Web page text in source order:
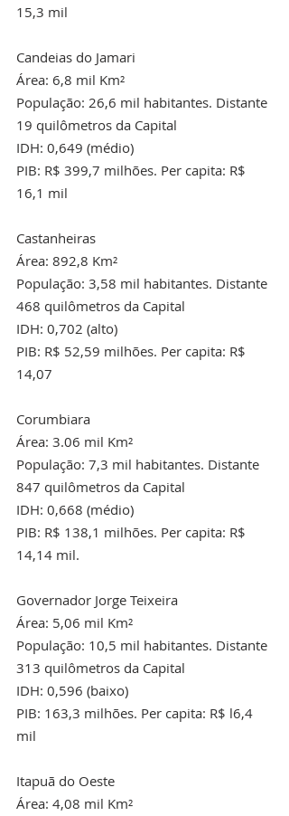
15,3 mil
Candeias do Jamari
Área: 6,8 mil Km²
População: 26,6 mil habitantes. Distante
19 quilômetros da Capital
IDH: 0,649 (médio)
PIB: R$ 399,7 milhões. Per capita: R$
16,1 mil
Castanheiras
Área: 892,8 Km²
População: 3,58 mil habitantes. Distante
468 quilômetros da Capital
IDH: 0,702 (alto)
PIB: R$ 52,59 milhões. Per capita: R$
14,07
Corumbiara
Área: 3.06 mil Km²
População: 7,3 mil habitantes. Distante
847 quilômetros da Capital
IDH: 0,668 (médio)
PIB: R$ 138,1 milhões. Per capita: R$
14,14 mil.
Governador Jorge Teixeira
Área: 5,06 mil Km²
População: 10,5 mil habitantes. Distante
313 quilômetros da Capital
IDH: 0,596 (baixo)
PIB: 163,3 milhões. Per capita: R$ l6,4
mil
Itapuã do Oeste
Área: 4,08 mil Km²